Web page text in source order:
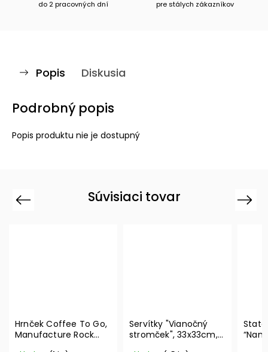
do 2 pracovných dní pre stálych zákazníkov
Popis Diskusia
Podrobný popis
Popis produktu nie je dostupný
Súvisiaci tovar
Previous
Hrnček Coffee To Go,
Manufacture Rock
Servítky "Vianočný
stromček", 33x33cm,
Next